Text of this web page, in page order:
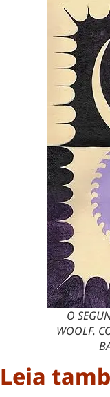
O
WOOLF.
Leia